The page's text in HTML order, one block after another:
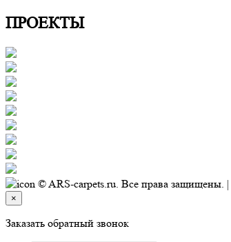
ПРОЕКТЫ
© ARS-carpets.ru. Все права защищены. |
×
Заказать обратный звонок